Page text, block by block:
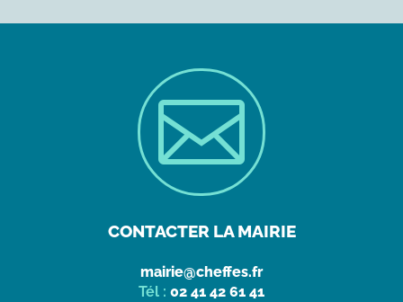

CONTACTER LA MAIRIE
mairie@cheffes.fr
Tél : 02 41 42 61 41